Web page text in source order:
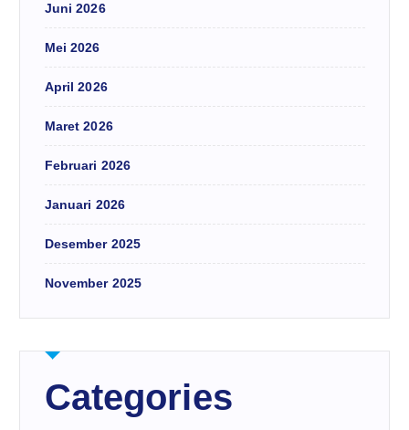
Juni 2026
Mei 2026
April 2026
Maret 2026
Februari 2026
Januari 2026
Desember 2025
November 2025
Categories